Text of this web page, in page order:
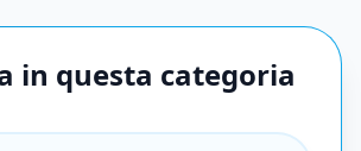
in questa categoria